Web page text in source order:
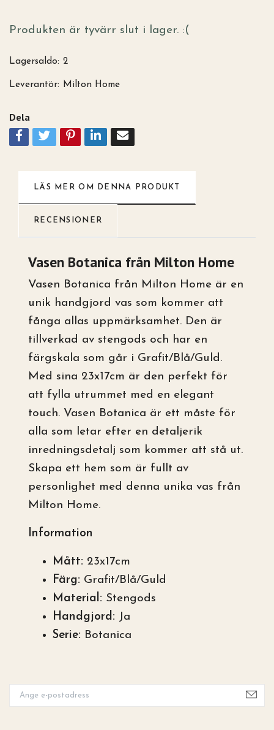
Produkten är tyvärr slut i lager. :(
Lagersaldo: 2
Leverantör: Milton Home
Dela
LÄS MER OM DENNA PRODUKT
RECENSIONER
Vasen Botanica från Milton Home
Vasen Botanica från Milton Home är en
unik handgjord vas som kommer att
fånga allas uppmärksamhet. Den är
tillverkad av stengods och har en
färgskala som går i Grafit/Blå/Guld.
Med sina 23x17cm är den perfekt för
att fylla utrummet med en elegant
touch. Vasen Botanica är ett måste för
alla som letar efter en detaljerik
inredningsdetalj som kommer att stå ut.
Skapa ett hem som är fullt av
personlighet med denna unika vas från
Milton Home.
Information
Mått: 23x17cm
Färg: Grafit/Blå/Guld
Material: Stengods
Handgjord: Ja
Serie: Botanica